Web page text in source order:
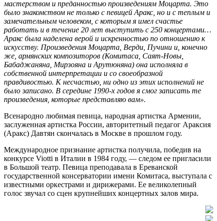
мастерством и преданностью произведениям Моцарта. Это
было знакомством не только с певицей Аракс, но и с теплым и
замечательным человеком, с которым я имел счастье
работать и в течение 20 лет выступить с 250 концертами…
Аракс была наделена верой и искренностью по отношению к
искусству. Произведения Моцарта, Верди, Пучини и, конечно
же, армянских композиторов (Комитаса, Саят-Новы,
Бабаджаняна, Мирзояна и Арутюняна) она исполняла в
собственной интерпретации и со своеобразной
правдивостью. К несчастью, ни одно из этих исполнений не
было записано. В середине 1990-х годов я смог записать те
произведения, которые представляю вам».
Всенародно любимая певица, народная артистка Армении,
заслуженная артистка России, авторитетный педагог Араксия
(Аракс) Давтян скончалась в Москве в прошлом году.
Международное признание артистка получила, победив на
конкурсе Viotti в Италии в 1984 году, — следом ее пригласили
в Большой театр. Певица преподавала в Ереванской
государственной консерватории имени Комитаса, выступала с
известными оркестрами и дирижерами. Ее великолепный
голос звучал со сцен крупнейших концертных залов мира.